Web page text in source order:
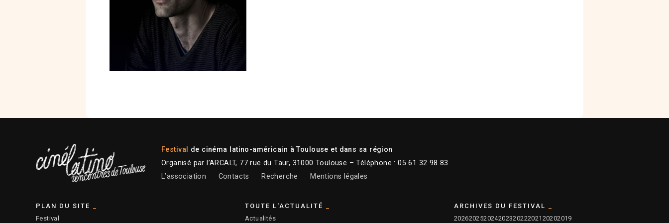
Festival de cinéma latino-américain à Toulouse et dans sa région
Organisé par l’ARCALT, 77 rue du Taur, 31000 Toulouse – Téléphone : 05 61 32 98 83
L’association
Contacts Recherche Mentions légales
PLAN DU SITE
Festival
TOUTE L'ACTUALITÉ
Actualités
ARCHIVES DU FESTIVAL
202620252024202320222021 20202019